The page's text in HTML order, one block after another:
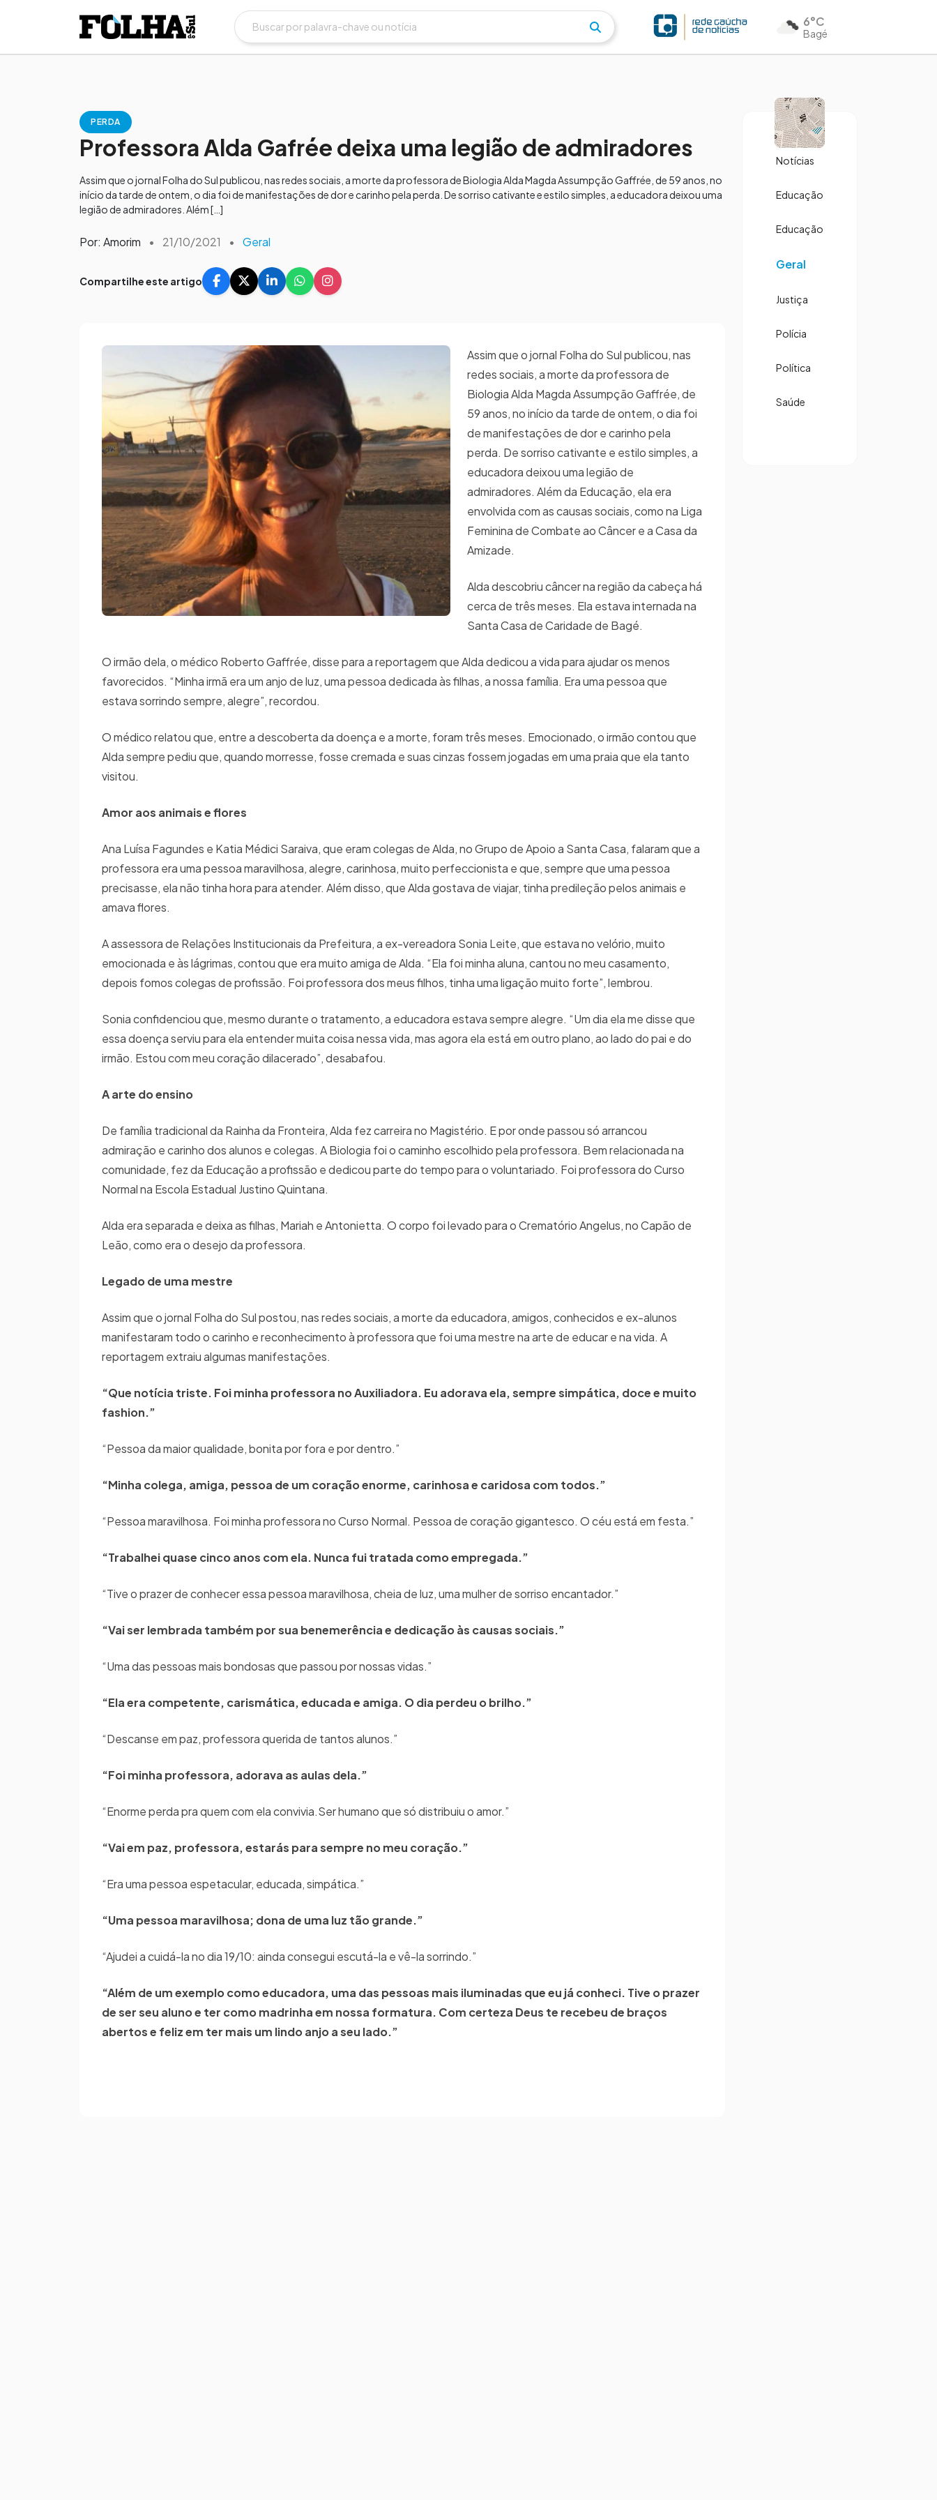
6°C
Bagé
PERDA
Professora Alda Gafrée deixa uma legião de admiradores
Assim que o jornal Folha do Sul publicou, nas redes sociais, a morte da professora de Biologia Alda Magda Assumpção Gaffrée, de 59 anos, no
início da tarde de ontem, o dia foi de manifestações de dor e carinho pela perda. De sorriso cativante e estilo simples, a educadora deixou uma
legião de admiradores. Além […]
Por: Amorim • 21/10/2021 • Geral
Compartilhe este artigo
Assim que o jornal Folha do Sul publicou, nas
redes sociais, a morte da professora de
Biologia Alda Magda Assumpção Gaffrée, de
59 anos, no início da tarde de ontem, o dia foi
de manifestações de dor e carinho pela
perda. De sorriso cativante e estilo simples, a
educadora deixou uma legião de
admiradores. Além da Educação, ela era
envolvida com as causas sociais, como na Liga
Feminina de Combate ao Câncer e a Casa da
Amizade.
Alda descobriu câncer na região da cabeça há
cerca de três meses. Ela estava internada na
Santa Casa de Caridade de Bagé.
O irmão dela, o médico Roberto Gaffrée, disse para a reportagem que Alda dedicou a vida para ajudar os menos
favorecidos. “Minha irmã era um anjo de luz, uma pessoa dedicada às filhas, a nossa família. Era uma pessoa que
estava sorrindo sempre, alegre”, recordou.
O médico relatou que, entre a descoberta da doença e a morte, foram três meses. Emocionado, o irmão contou que
Alda sempre pediu que, quando morresse, fosse cremada e suas cinzas fossem jogadas em uma praia que ela tanto
visitou.
Amor aos animais e flores
Ana Luísa Fagundes e Katia Médici Saraiva, que eram colegas de Alda, no Grupo de Apoio a Santa Casa, falaram que a
professora era uma pessoa maravilhosa, alegre, carinhosa, muito perfeccionista e que, sempre que uma pessoa
precisasse, ela não tinha hora para atender. Além disso, que Alda gostava de viajar, tinha predileção pelos animais e
amava flores.
A assessora de Relações Institucionais da Prefeitura, a ex-vereadora Sonia Leite, que estava no velório, muito
emocionada e às lágrimas, contou que era muito amiga de Alda. “Ela foi minha aluna, cantou no meu casamento,
depois fomos colegas de profissão. Foi professora dos meus filhos, tinha uma ligação muito forte”, lembrou.
Sonia confidenciou que, mesmo durante o tratamento, a educadora estava sempre alegre. “Um dia ela me disse que
essa doença serviu para ela entender muita coisa nessa vida, mas agora ela está em outro plano, ao lado do pai e do
irmão. Estou com meu coração dilacerado”, desabafou.
A arte do ensino
De família tradicional da Rainha da Fronteira, Alda fez carreira no Magistério. E por onde passou só arrancou
admiração e carinho dos alunos e colegas. A Biologia foi o caminho escolhido pela professora. Bem relacionada na
comunidade, fez da Educação a profissão e dedicou parte do tempo para o voluntariado. Foi professora do Curso
Normal na Escola Estadual Justino Quintana.
Alda era separada e deixa as filhas, Mariah e Antonietta. O corpo foi levado para o Crematório Angelus, no Capão de
Leão, como era o desejo da professora.
Legado de uma mestre
Assim que o jornal Folha do Sul postou, nas redes sociais, a morte da educadora, amigos, conhecidos e ex-alunos
manifestaram todo o carinho e reconhecimento à professora que foi uma mestre na arte de educar e na vida. A
reportagem extraiu algumas manifestações.
“Que notícia triste. Foi minha professora no Auxiliadora. Eu adorava ela, sempre simpática, doce e muito
fashion.”
“Pessoa da maior qualidade, bonita por fora e por dentro.”
“Minha colega, amiga, pessoa de um coração enorme, carinhosa e caridosa com todos.”
“Pessoa maravilhosa. Foi minha professora no Curso Normal. Pessoa de coração gigantesco. O céu está em festa.”
“Trabalhei quase cinco anos com ela. Nunca fui tratada como empregada.”
“Tive o prazer de conhecer essa pessoa maravilhosa, cheia de luz, uma mulher de sorriso encantador.”
“Vai ser lembrada também por sua benemerência e dedicação às causas sociais.”
“Uma das pessoas mais bondosas que passou por nossas vidas.”
“Ela era competente, carismática, educada e amiga. O dia perdeu o brilho.”
“Descanse em paz, professora querida de tantos alunos.”
“Foi minha professora, adorava as aulas dela.”
“Enorme perda pra quem com ela convivia.Ser humano que só distribuiu o amor.”
“Vai em paz, professora, estarás para sempre no meu coração.”
“Era uma pessoa espetacular, educada, simpática.”
“Uma pessoa maravilhosa; dona de uma luz tão grande.”
“Ajudei a cuidá-la no dia 19/10: ainda consegui escutá-la e vê-la sorrindo.”
“Além de um exemplo como educadora, uma das pessoas mais iluminadas que eu já conheci. Tive o prazer
de ser seu aluno e ter como madrinha em nossa formatura. Com certeza Deus te recebeu de braços
abertos e feliz em ter mais um lindo anjo a seu lado.”
Notícias
Educação
Educação
Geral
Justiça
Polícia
Política
Saúde